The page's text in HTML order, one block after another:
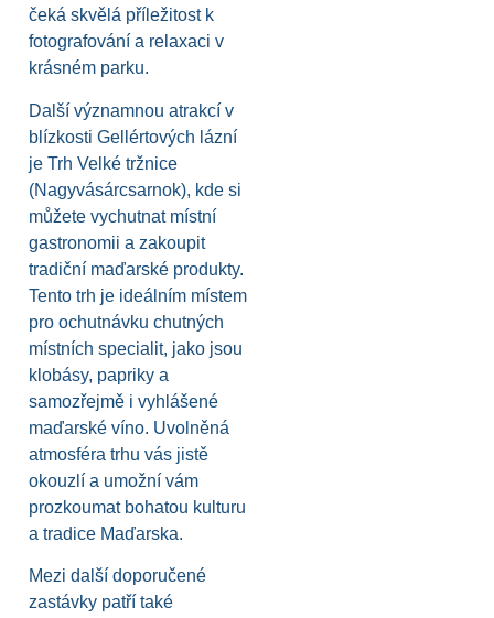
čeká skvělá příležitost k
fotografování a relaxaci v
krásném parku.
Další významnou atrakcí v
blízkosti Gellértových lázní
je Trh Velké tržnice
(Nagyvásárcsarnok), kde si
můžete vychutnat místní
gastronomii a zakoupit
tradiční maďarské produkty.
Tento trh je ideálním místem
pro ochutnávku chutných
místních specialit, jako jsou
klobásy, papriky a
samozřejmě i vyhlášené
maďarské víno. Uvolněná
atmosféra trhu vás jistě
okouzlí a umožní vám
prozkoumat bohatou kulturu
a tradice Maďarska.
Mezi další doporučené
zastávky patří také